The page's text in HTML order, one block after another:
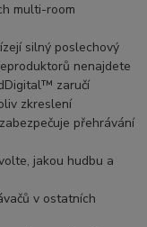
multi-room
silný poslechový
nenajdete
zaručí
zkreslení
přehrávání
jakou hudbu a
v ostatních